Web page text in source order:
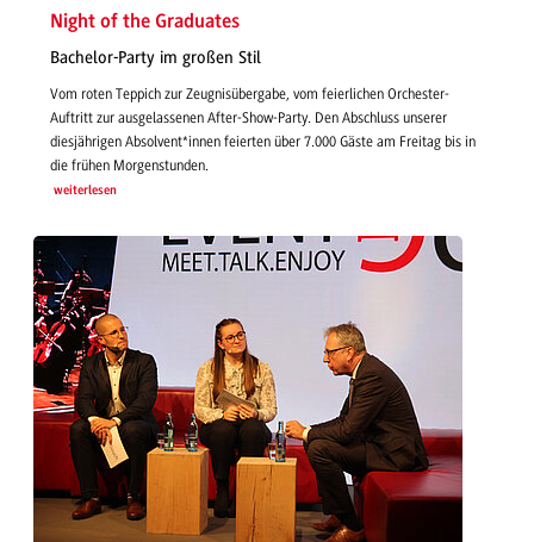
Night of the Graduates
Bachelor-Party im großen Stil
Vom roten Teppich zur Zeugnisübergabe, vom feierlichen Orchester-
Auftritt zur ausgelassenen After-Show-Party. Den Abschluss unserer
diesjährigen Absolvent*innen feierten über 7.000 Gäste am Freitag bis in
die frühen Morgenstunden.
weiterlesen